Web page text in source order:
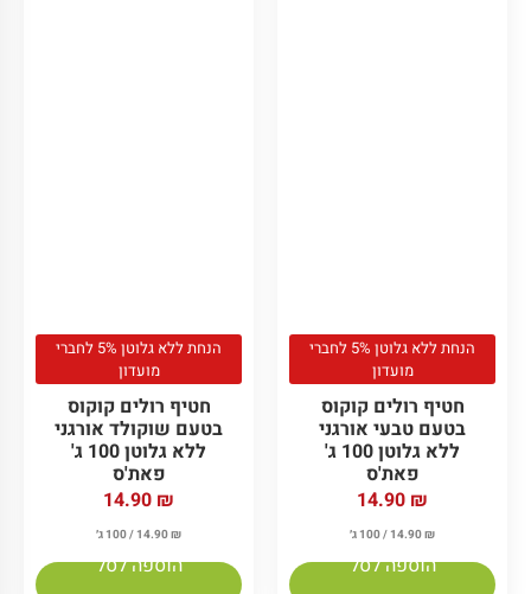
הנחת ללא גלוטן 5% לחברי
מועדון
חטיף רולים קוקוס
בטעם טבעי אורגני
ללא גלוטן 100 ג'
פאת'ס
14.90 ₪
14.90₪ / 100 ג׳
הוספה לסל
הנחת ללא גלוטן 5% לחברי
מועדון
חטיף רולים קוקוס
בטעם שוקולד אורגני
ללא גלוטן 100 ג'
פאת'ס
14.90 ₪
14.90₪ / 100 ג׳
הוספה לסל